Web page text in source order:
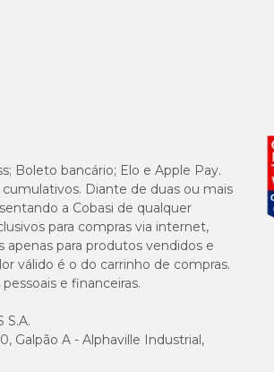
uma compra certeira e mantém o seu lar
e o acúmulo de outras impurezas.
nosso catálogo e não se esqueça
Boleto bancário; Elo e Apple Pay.
Diante de duas ou mais
a Cobasi de qualquer
para compras via internet,
apenas para produtos vendidos e
válido é o do carrinho de compras.
e financeiras.
S.A.
Galpão A - Alphaville Industrial,